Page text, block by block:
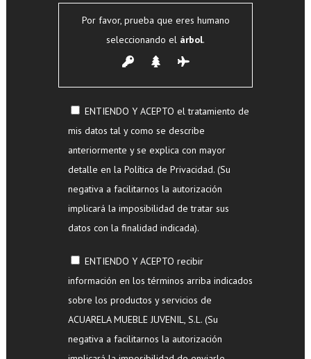
Por favor, prueba que eres humano
seleccionando el árbol.
ENTIENDO Y ACEPTO el tratamiento de
mis datos tal y como se describe
anteriormente y se explica con mayor
detalle en la Política de Privacidad. (Su
negativa a facilitarnos la autorización
implicará la imposibilidad de tratar sus
datos con la finalidad indicada).
ENTIENDO Y ACEPTO recibir
información en los términos arriba indicados
sobre los productos y servicios de
ACUARELA MUEBLE JUVENIL, S.L. (Su
negativa a facilitarnos la autorización